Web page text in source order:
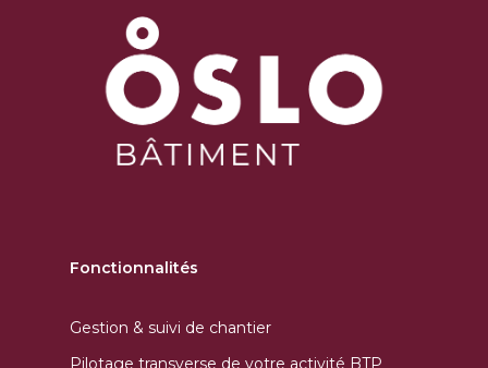
Fonctionnalités
Gestion & suivi de chantier
Pilotage transverse de votre activité BTP